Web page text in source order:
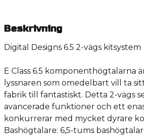
Beskrivning
Digital Designs 6.5 2-vägs kitsystem
E Class 6.5 komponenthögtalarna
lyssnaren som omedelbart vill ta
fabrik till fantastiskt. Detta 2-vägs
avancerade funktioner och ett
konkurrerar med mycket dyrare
Bashögtalare: 6,5-tums